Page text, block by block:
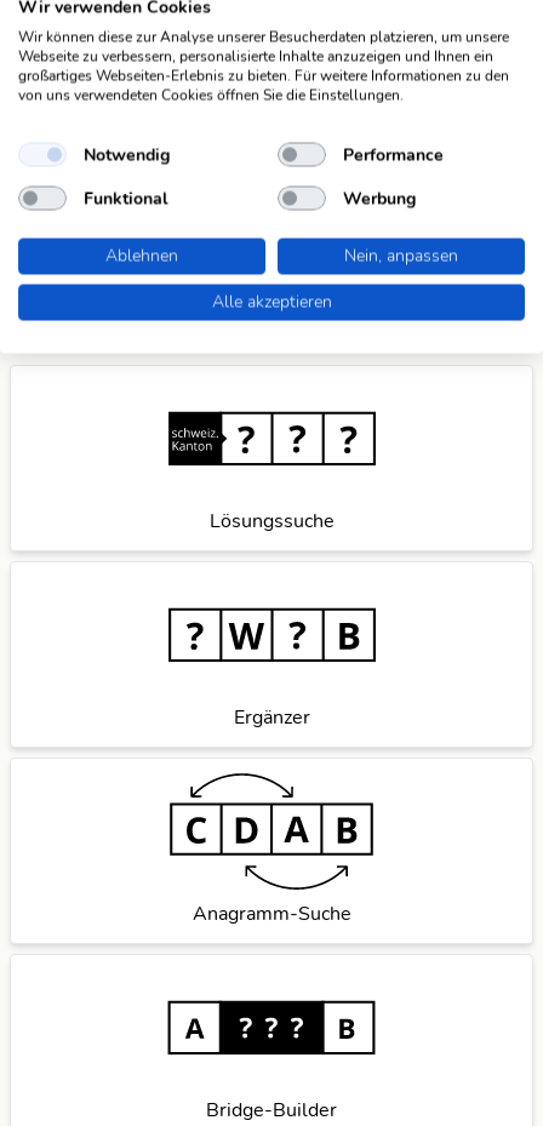
Mach mit und registriere dich!
Suchfunktionen
verschiedene Arten von Rätseln, darunter Schüttelrätsel,
Anagramme, Brückenrätsel, Schwedenrätsel und
Kreuzworträtsel. Mit unseren praktischen Suchfunktionen
meisterst du spielend leicht jede Herausforderung. Wenn
du weitere Ideen für nützliche Suchfunktionen hast,teile
und wir verbessern unser Angebot gerne
weiter für dich.
Lösungssuche
Ergänzer
Anagramm-Suche
Bridge-Builder
Wir verwenden Cookies
Wir können diese zur Analyse unserer Besucherdaten platzieren, um unsere
Webseite zu verbessern, personalisierte Inhalte anzuzeigen und Ihnen ein
großartiges Webseiten-Erlebnis zu bieten. Für weitere Informationen zu den
von uns verwendeten Cookies öffnen Sie die Einstellungen.
Notwendig
Performance
Funktional
Werbung
Ablehnen
Nein, anpassen
Alle akzeptieren